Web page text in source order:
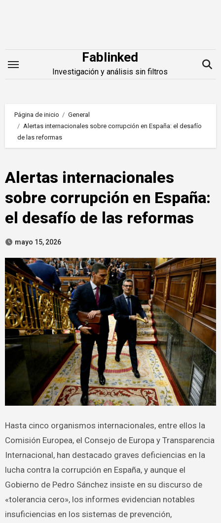
Fablinked
Investigación y análisis sin filtros
Página de inicio
General
Alertas internacionales sobre corrupción en España: el desafío
de las reformas
Alertas internacionales
sobre corrupción en España:
el desafío de las reformas
mayo 15, 2026
Hasta cinco organismos internacionales, entre ellos la
Comisión Europea, el Consejo de Europa y Transparencia
Internacional, han destacado graves deficiencias en la
lucha contra la corrupción en España, y aunque el
Gobierno de Pedro Sánchez insiste en su discurso de
«tolerancia cero», los informes evidencian notables
insuficiencias en los sistemas de prevención,